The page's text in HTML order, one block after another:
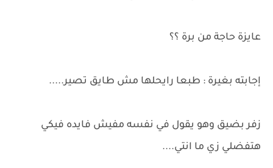
عايزة حاجة من برة ؟؟
إجابته بغيرة : طبعا رايحلها مش طايق تصير.....
زفر بضيق وهو يقول في نفسه مفيش فايده فيكي
هتفضلي زي ما انتي....